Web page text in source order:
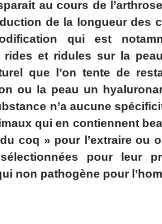
au cours de
de la longueur des
qui est
rides et ridules sur la
que l’on tente de
ou la peau un
n’a aucune
qui en contiennent
coq » pour l’extraire ou
pour leur
non pathogène pour